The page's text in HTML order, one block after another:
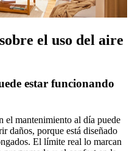
el uso del aire
estar funcionando
el mantenimiento al día puede
daños, porque está diseñado
El límite real lo marcan